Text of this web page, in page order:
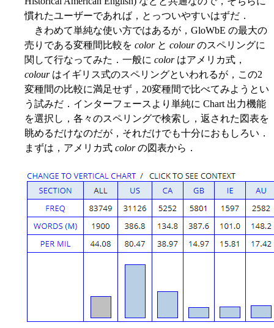
慣れたユーザーであれば，とっついやすいはずだ．
きわめて単純な使い方ではあるが，GloWbE の最大の
売りである変種間比較を colorと colourのスペリングに
関して行なってみた．一般に colorはアメリカ式，
colourはイギリス式のスペリングといわれるが，この2
変種間の比較に満足せず，20変種間で比べてみようとい
う試みだ．インターフェースより単純に Chart 出力機能
を選択し，各々のスペリングで検索し，返された図表を
眺めるだけなのだが，それだけでも十分におもしろい．
まずは，アメリカ式 colorの図表から．